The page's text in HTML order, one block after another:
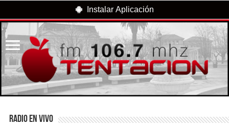
Instalar Aplicación
RADIO EN VIVO